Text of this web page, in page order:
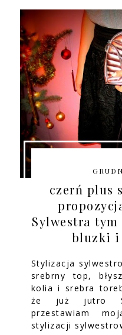
czerń plus
Sylwestra tym
bluzki i
Stylizacja
srebrny top,
kolia i srebra
że już jutro
przestawiam
stylizacji